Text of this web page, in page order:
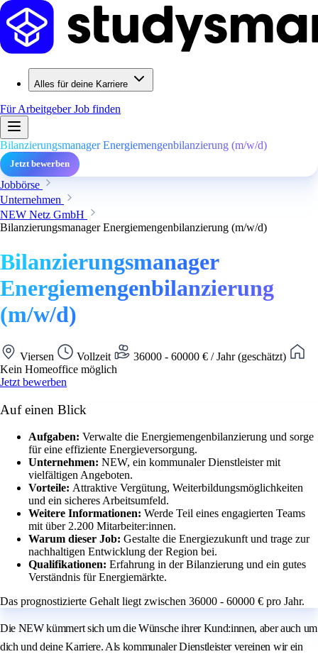
Alles für deine Karriere
Für ArbeitgeberJob finden
Bilanzierungsmanager Energiemengenbilanzierung (m/w/d)
Jetzt bewerben
Jobbörse
Unternehmen
NEW Netz GmbH
Bilanzierungsmanager Energiemengenbilanzierung (m/w/d)
Bilanzierungsmanager
Energiemengenbilanzierung
(m/w/d)
Viersen Vollzeit
36000 - 60000 € / Jahr (geschätzt)
Kein Homeoffice möglich
Jetzt bewerben
Auf einen Blick
Aufgaben: Verwalte die Energiemengenbilanzierung und sorge
für eine effiziente Energieversorgung.
Unternehmen: NEW, ein kommunaler Dienstleister mit
vielfältigen Angeboten.
Vorteile: Attraktive Vergütung, Weiterbildungsmöglichkeiten
und ein sicheres Arbeitsumfeld.
Weitere Informationen: Werde Teil eines engagierten Teams
mit über 2.200 Mitarbeiter:innen.
Warum dieser Job: Gestalte die Energiezukunft und trage zur
nachhaltigen Entwicklung der Region bei.
Qualifikationen: Erfahrung in der Bilanzierung und ein gutes
Verständnis für Energiemärkte.
Das prognostizierte Gehalt liegt zwischen 36000 - 60000 € pro Jahr.
Die NEW kümmert sich um die Wünsche ihrer Kund:innen, aber auch um
dich und deine Karriere. Als kommunaler Dienstleister vereinen wir ein